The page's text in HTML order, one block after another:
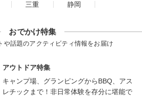
三重 静岡
おでかけ特集
や話題のアクティビティ情報をお届け
アウトドア特集
キャンプ場、グランピングからBBQ、アス
レチックまで！非日常体験を存分に堪能で